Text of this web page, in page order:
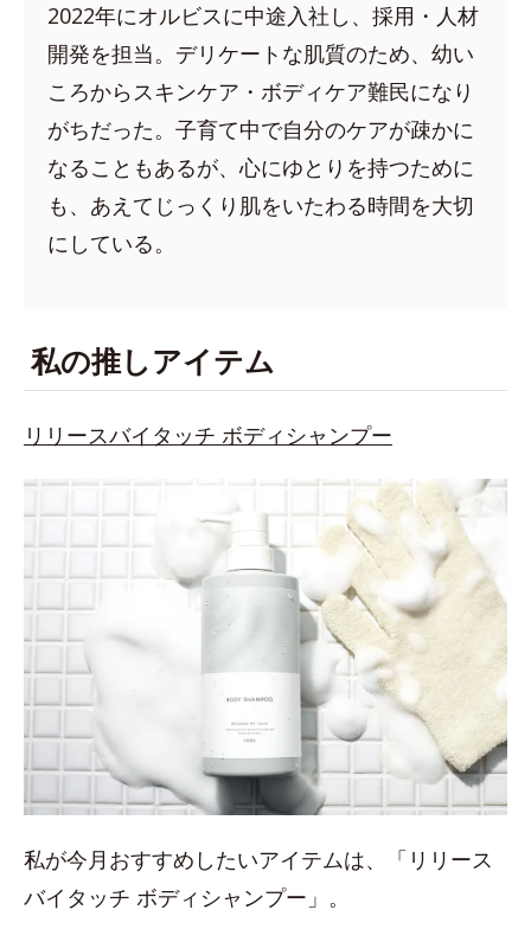
2022年にオルビスに中途入社し、採用・人材
開発を担当。デリケートな肌質のため、幼い
ころからスキンケア・ボディケア難民になり
がちだった。子育て中で自分のケアが疎かに
なることもあるが、心にゆとりを持つために
も、あえてじっくり肌をいたわる時間を大切
にしている。
私の推しアイテム
リリースバイタッチ ボディシャンプー
私が今月おすすめしたいアイテムは、「リリース
バイタッチ ボディシャンプー」。